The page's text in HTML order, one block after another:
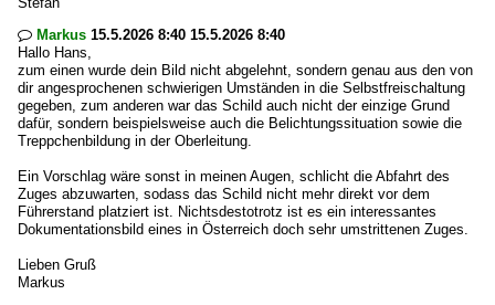
 Markus 15.5.2026 8:40 15.5.2026 8:40
Hallo Hans,
zum einen wurde dein Bild nicht abgelehnt, sondern genau aus den von
dir angesprochenen schwierigen Umständen in die Selbstfreischaltung
gegeben, zum anderen war das Schild auch nicht der einzige Grund
dafür, sondern beispielsweise auch die Belichtungssituation sowie die
Treppchenbildung in der Oberleitung.
Ein Vorschlag wäre sonst in meinen Augen, schlicht die Abfahrt des
Zuges abzuwarten, sodass das Schild nicht mehr direkt vor dem
Führerstand platziert ist. Nichtsdestotrotz ist es ein interessantes
Dokumentationsbild eines in Österreich doch sehr umstrittenen Zuges.
Lieben Gruß
Markus